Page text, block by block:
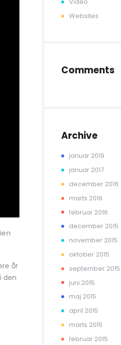
år
den
Websites
Comments
Archive
januar 2019
januar 2017
december 2016
marts 2016
februar 2016
december 2015
november 2015
oktober 2015
september 2015
juni 2015
maj 2015
april 2015
marts 2015
februar 2015